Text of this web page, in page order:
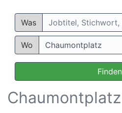
Was
Wo
Finden
Chaumontplatz